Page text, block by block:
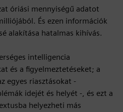
óriási mennyiségű adatot
És ezen információk
alakítása hatalmas kihívás.
intelligencia
és a figyelmeztetéseket; a
egyes riasztásokat -
idejét és helyét -, és ezt a
helyezheti más